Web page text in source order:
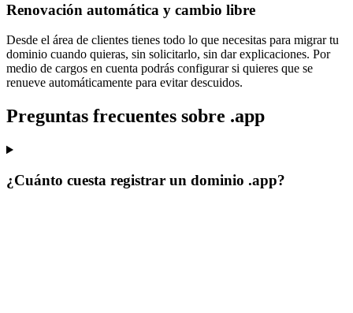
Renovación automática y cambio libre
Desde el área de clientes tienes todo lo que necesitas para migrar tu
dominio cuando quieras, sin solicitarlo, sin dar explicaciones. Por
medio de cargos en cuenta podrás configurar si quieres que se
renueve automáticamente para evitar descuidos.
Preguntas frecuentes sobre .app
¿Cuánto cuesta registrar un dominio .app?